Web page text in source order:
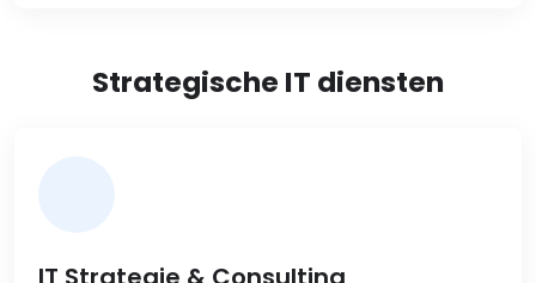
Strategische IT diensten